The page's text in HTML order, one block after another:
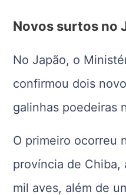
Novos surtos no
No Japão, o
confirmou dois
galinhas poedeiras
O primeiro ocorreu
província de
mil aves, além de